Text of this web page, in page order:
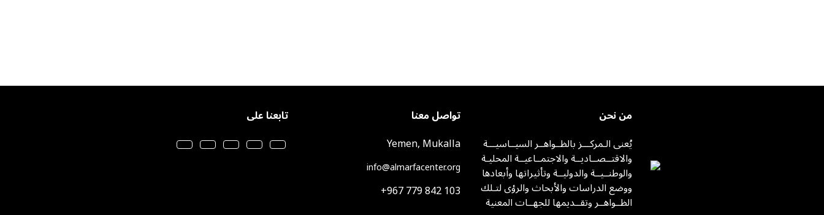
تابعنا على
تواصل معنا
Yemen, Mukalla
info@almarfacenter.org
+967 779 842 103
من نحن
يُعنى الـمركـــز بالظــواهــر السيــاسيـــة
والاقتــصــاديــة والاجتمــاعيــة المحليـة
والوطنــيــة والدوليــة وتأثيراتها وأبعادها
ووضع الدراسات والأبحاث والرؤى لتـلك
الظــواهــر وتقــديمها للجهــات المعنية